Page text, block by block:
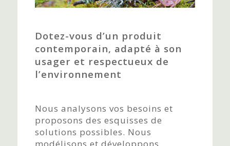
Dotez-vous d’un produit
contemporain, adapté à son
usager et respectueux de
l’environnement
Nous analysons vos besoins et
proposons des esquisses de
solutions possibles. Nous
modélisons et développons